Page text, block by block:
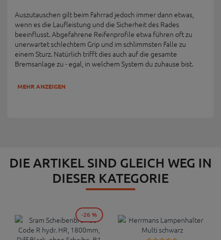
Auszutauschen gilt beim Fahrrad jedoch immer dann etwas,
wenn es die Laufleistung und die Sicherheit des Rades
beeinflusst. Abgefahrene Reifenprofile etwa führen oft zu
unerwartet schlechtem Grip und im schlimmsten Falle zu
einem Sturz. Natürlich trifft dies auch auf die gesamte
Bremsanlage zu - egal, in welchem System du zuhause bist.
MEHR ANZEIGEN
DIE ARTIKEL SIND GLEICH WEG IN
DIESER KATEGORIE
-26 %